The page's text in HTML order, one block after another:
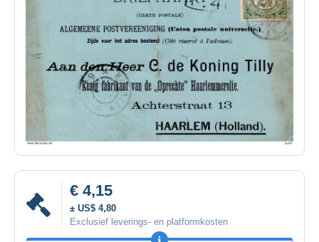
€ 4,15
± US$ 4,80
Exclusief leverings- en platformkosten